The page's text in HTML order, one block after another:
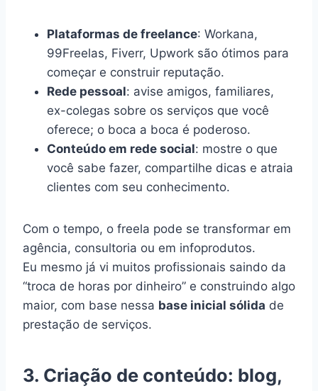
Plataformas de freelance: Workana,
99Freelas, Fiverr, Upwork são ótimos para
começar e construir reputação.
Rede pessoal: avise amigos, familiares,
ex-colegas sobre os serviços que você
oferece; o boca a boca é poderoso.
Conteúdo em rede social: mostre o que
você sabe fazer, compartilhe dicas e atraia
clientes com seu conhecimento.
Com o tempo, o freela pode se transformar em
agência, consultoria ou em infoprodutos.
Eu mesmo já vi muitos profissionais saindo da
“troca de horas por dinheiro” e construindo algo
maior, com base nessa base inicial sólida de
prestação de serviços.
3. Criação de conteúdo: blog,